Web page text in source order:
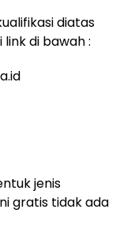
diatas
di bawah :
jenis
gratis tidak ada